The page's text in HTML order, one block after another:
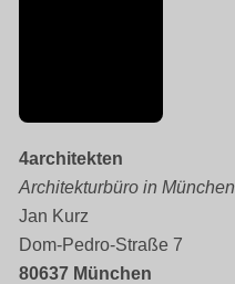
4architekten
Architekturbüro in München
Jan Kurz
Dom-Pedro-Straße 7
80637 München